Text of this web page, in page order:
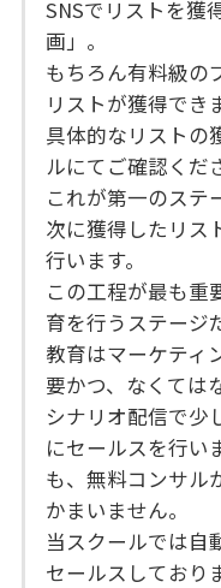
SNSでリストを獲
画」。
もちろん有料級の
リストが獲得でき
具体的なリストの
ルにてご確認くだ
これが第一のステ
次に獲得したリス
行います。
この工程が最も重
育を行うステージ
教育はマーケティ
要かつ、なくては
シナリオ配信で少
にセールスを行い
も、無料コンサル
かまいません。
当スクールでは自
セールスしており